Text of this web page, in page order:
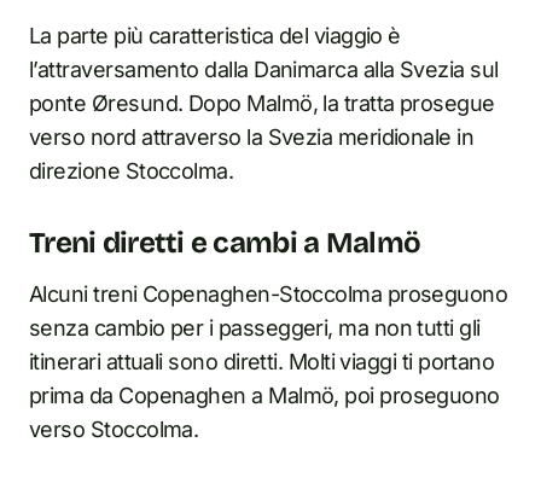
La parte più caratteristica del viaggio è
l’attraversamento dalla Danimarca alla Svezia sul
ponte Øresund. Dopo Malmö, la tratta prosegue
verso nord attraverso la Svezia meridionale in
direzione Stoccolma.
Treni diretti e cambi a Malmö
Alcuni treni Copenaghen-Stoccolma proseguono
senza cambio per i passeggeri, ma non tutti gli
itinerari attuali sono diretti. Molti viaggi ti portano
prima da Copenaghen a Malmö, poi proseguono
verso Stoccolma.